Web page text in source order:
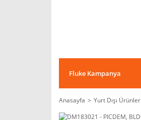
Fluke Kampanya
Anasayfa Yurt Dışı Ürünler